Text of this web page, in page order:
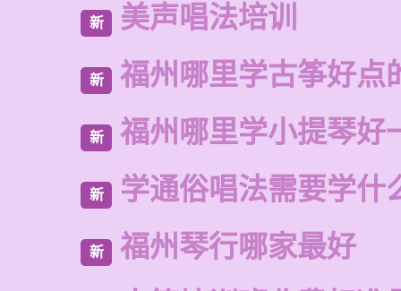
新 美声唱法培训
新 福州哪里学古筝好点
新 福州哪里学小提琴好
新 学通俗唱法需要学什
新 福州琴行哪家最好